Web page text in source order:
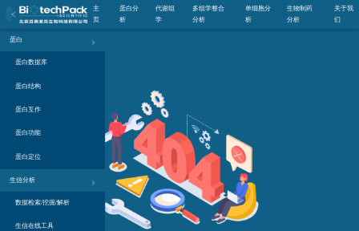
主
页
蛋白分
析
代谢组
学
多组学整合
分析
单细胞分
析
生物制药
分析
关于我
们
蛋白
蛋白数据库
蛋白结构
蛋白互作
蛋白功能
蛋白定位
生信分析
数据检索/挖掘/解析
生信在线工具